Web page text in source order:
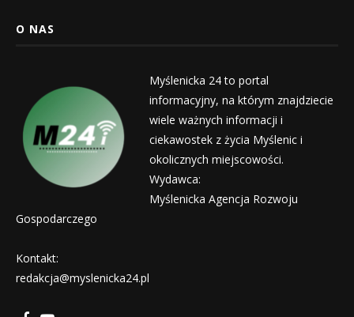
O NAS
Myślenicka 24 to portal
informacyjny, na którym znajdziecie
wiele ważnych informacji i
ciekawostek z życia Myślenic i
okolicznych miejscowości.
Wydawca:
Myślenicka Agencja Rozwoju
Gospodarczego
Kontakt:
redakcja@myslenicka24.pl